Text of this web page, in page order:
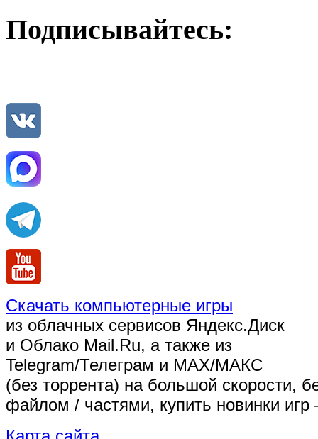
Подписывайтесь:
Скачать компьютерные игры
из облачных сервисов Яндекс.Диск
и Облако Mail.Ru, а также из
Telegram/Телеграм и MAX/МАКС
(без торрента) на большой скорости,
файлом / частями, купить новинки